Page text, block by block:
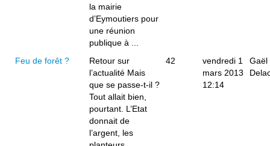
la mairie
d’Eymoutiers pour
une réunion
publique à ...
Feu de forêt ?
Retour sur
l’actualité Mais
que se passe-t-il ?
Tout allait bien,
pourtant. L’Etat
donnait de
l’argent, les
42
vendredi 1
mars 2013
12:14
Gaël